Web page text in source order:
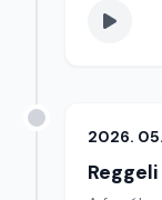
2026. 05.